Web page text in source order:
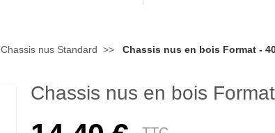
Chassis nus Standard Chassis nus en bois Format -
Chassis nus en bois